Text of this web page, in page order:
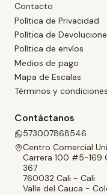
Contacto
Política de Privacidad
Política de
Política de envíos
Medios de pago
Mapa de Escalas
Términos y
Contáctanos
573007868546
Centro Comercial
Carrera 100 #5-169
367
760032 Cali - Cali
Valle del Cauca -